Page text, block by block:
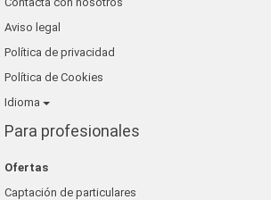
Aviso legal
Política de privacidad
Política de Cookies
Idioma
Para profesionales
Ofertas
Captación de particulares